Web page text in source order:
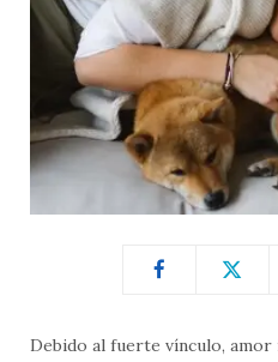
Debido al fuerte vínculo,